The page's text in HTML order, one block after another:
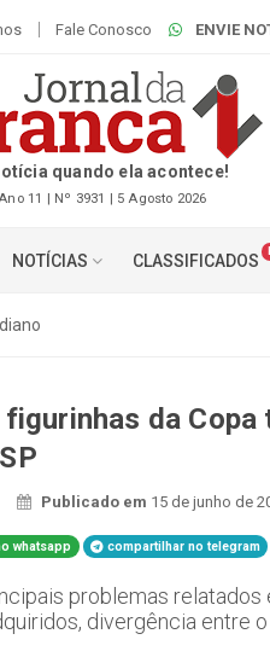
Fale Conosco ENVIE
quando ela acontece!
11 | Nº 3931 | 5 Agosto 2026
NOTÍCIAS CLASSIFICADOS
da
Publicado em 15 de junho de
whatsapp compartilhar no telegram
problemas
divergência entre